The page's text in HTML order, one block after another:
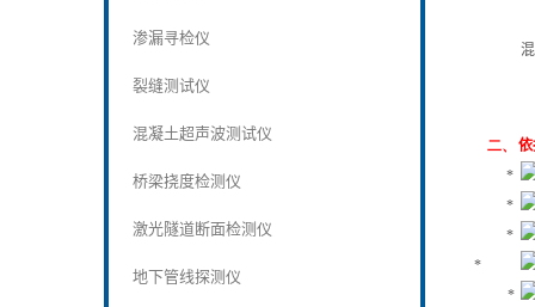
渗漏寻检仪
裂缝测试仪
混凝土超声波测试仪
桥梁挠度检测仪
激光隧道断面检测仪
地下管线探测仪
二、